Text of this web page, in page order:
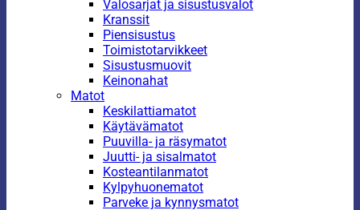
Valosarjat ja sisustusvalot
Kranssit
Piensisustus
Toimistotarvikkeet
Sisustusmuovit
Keinonahat
Matot
Keskilattiamatot
Käytävämatot
Puuvilla- ja räsymatot
Juutti- ja sisalmatot
Kosteantilanmatot
Kylpyhuonematot
Parveke ja kynnysmatot